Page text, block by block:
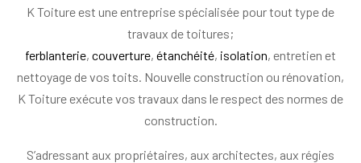
K Toiture est une entreprise spécialisée pour tout type de
travaux de toitures;
ferblanterie, couverture, étanchéité, isolation, entretien et
nettoyage de vos toits. Nouvelle construction ou rénovation,
K Toiture exécute vos travaux dans le respect des normes de
construction.
S’adressant aux propriétaires, aux architectes, aux régies